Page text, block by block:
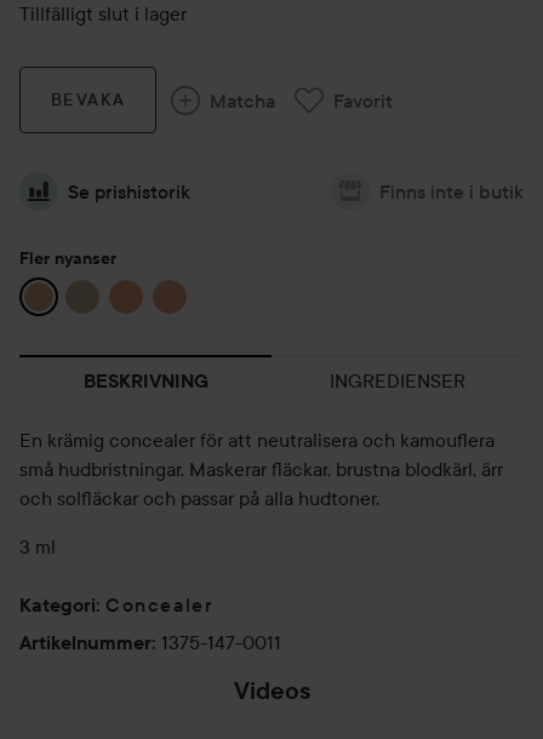
Tillfälligt slut i lager
BEVAKA Matcha Favorit
Se prishistorik Finns inte i butik
Fler nyanser
BESKRIVNING INGREDIENSER
En krämig concealer för att neutralisera och kamouflera
små hudbristningar. Maskerar fläckar, brustna blodkärl, ärr
och solfläckar och passar på alla hudtoner.
3 ml
Kategori: Concealer
Artikelnummer: 1375-147-0011
Videos